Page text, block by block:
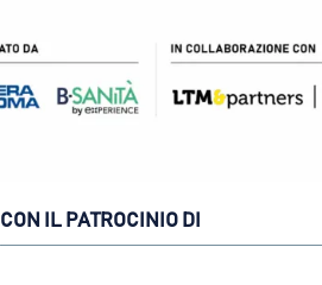
CON IL PATROCINIO DI